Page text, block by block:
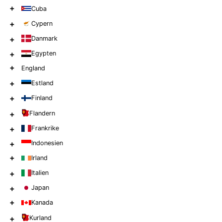
+ Cuba
+ Cypern
+ Danmark
+ Egypten
+ England
+ Estland
+ Finland
+ Flandern
+ Frankrike
+ Indonesien
+ Irland
+ Italien
+ Japan
+ Kanada
+ Kurland